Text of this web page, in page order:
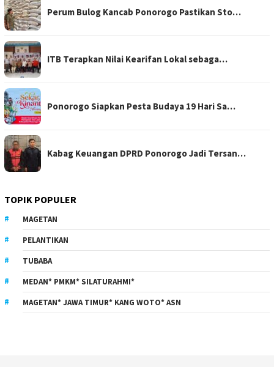
Perum Bulog Kancab Ponorogo Pastikan Sto…
ITB Terapkan Nilai Kearifan Lokal sebaga…
Ponorogo Siapkan Pesta Budaya 19 Hari Sa…
Kabag Keuangan DPRD Ponorogo Jadi Tersan…
TOPIK POPULER
MAGETAN
PELANTIKAN
TUBABA
MEDAN* PMKM* SILATURAHMI*
MAGETAN* JAWA TIMUR* KANG WOTO* ASN